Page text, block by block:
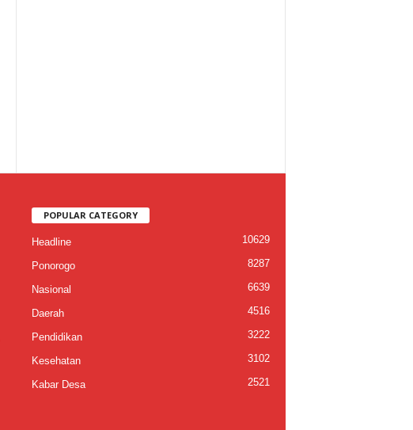
POPULAR CATEGORY
Headline 10629
Ponorogo 8287
Nasional 6639
Daerah 4516
Pendidikan 3222
Kesehatan 3102
Kabar Desa 2521